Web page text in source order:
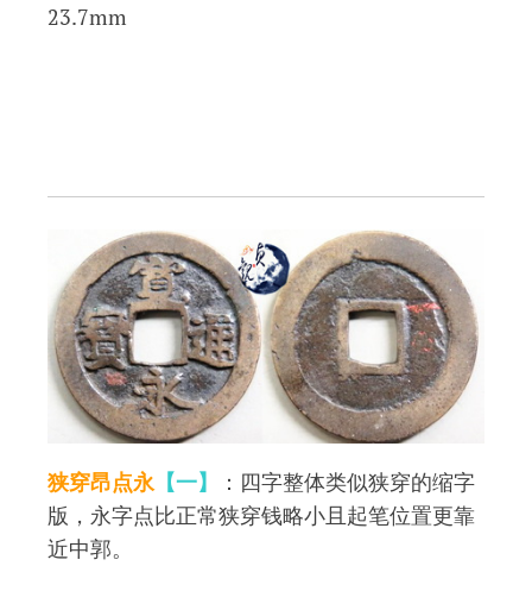
23.7mm
狭穿昂点永 【一】
：四字整体类似狭穿的缩字
版，永字点比正常狭穿钱略小且起笔位置更靠
近中郭。